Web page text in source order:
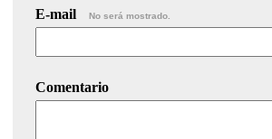
E-mail No será mostrado.
Comentario